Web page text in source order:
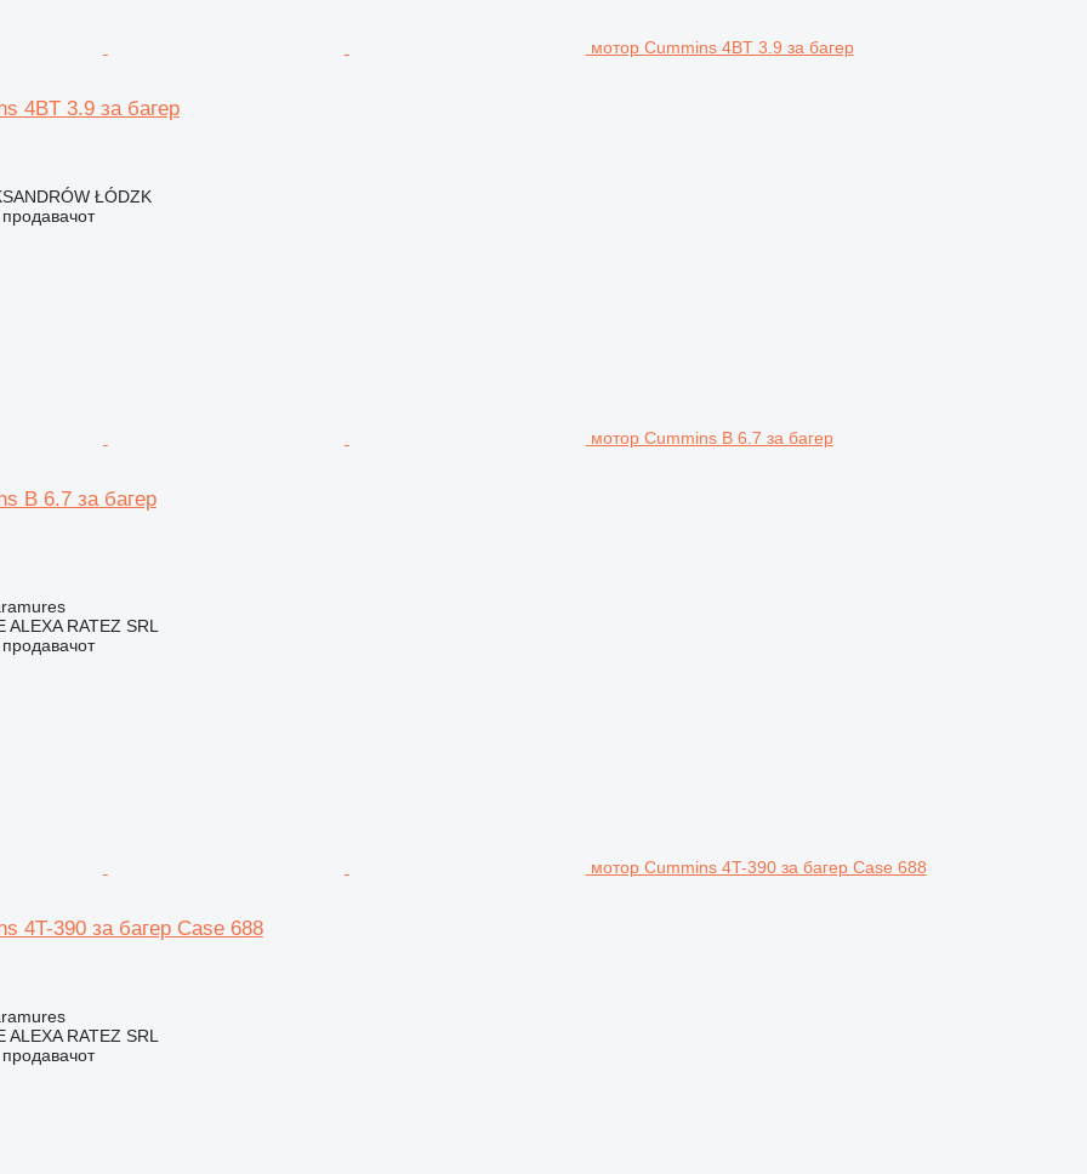
мотор Cummins 4BT 3.9 за багер
4BT 3.9 за багер
ŁÓDZK
продавачот
мотор Cummins B 6.7 за багер
B 6.7 за багер
ALEXA RATEZ SRL
продавачот
мотор Cummins 4T-390 за багер Case 688
4T-390 за багер Case 688
ALEXA RATEZ SRL
продавачот